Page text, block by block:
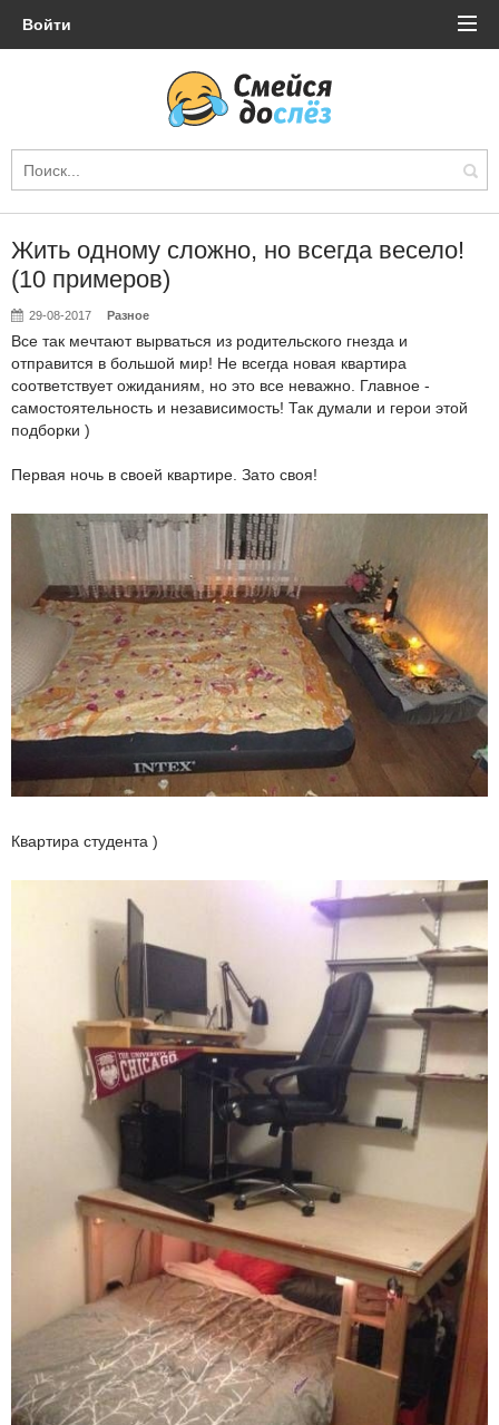
Войти
Жить одному сложно, но всегда весело!
(10 примеров)
29-08-2017 Разное
Все так мечтают вырваться из родительского гнезда и
отправится в большой мир! Не всегда новая квартира
соответствует ожиданиям, но это все неважно. Главное -
самостоятельность и независимость! Так думали и герои этой
подборки )
Первая ночь в своей квартире. Зато своя!
Квартира студента )